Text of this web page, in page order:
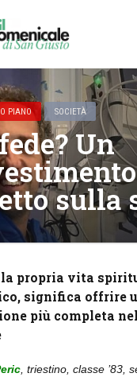
PIANO SOCIETÀ
Un
sulla
propria vita
significa offrire
più completa
, triestino, classe ’83,